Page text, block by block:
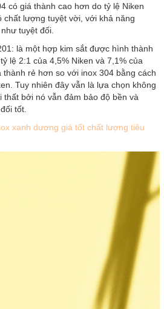
có giá thành cao hơn do tỷ lệ Niken
chất lượng tuyệt vời, với khả năng
tuyệt đối.
là một hợp kim sắt được hình thành
lệ 2:1 của 4,5% Niken và 7,1% của
thành rẻ hơn so với inox 304 bằng cách
Tuy nhiên đây vẫn là lựa chọn không
thất bởi nó vẫn đảm bảo độ bền và
tốt.
xanh dương giá tốt chất lượng tiêu